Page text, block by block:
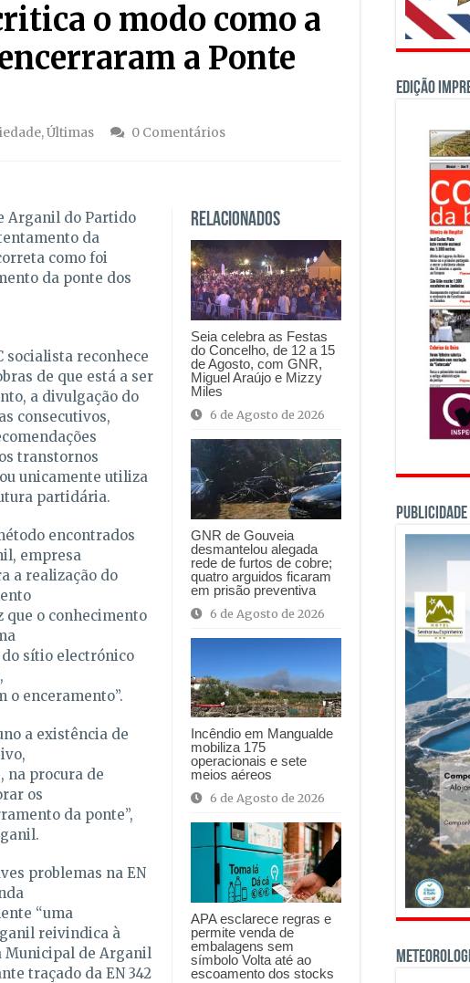
o modo como a
a Ponte
,Últimas
0 Comentários
Relacionados
Seia celebra as Festas
do Concelho, de 12 a 15
de Agosto, com GNR,
Miguel Araújo e Mizzy
Miles
6 de Agosto de 2026
GNR de Gouveia
desmantelou alegada
rede de furtos de cobre;
quatro arguidos ficaram
em prisão preventiva
6 de Agosto de 2026
Incêndio em Mangualde
mobiliza 175
operacionais e sete
meios aéreos
6 de Agosto de 2026
APA esclarece regras e
permite venda de
embalagens sem
símbolo Volta até ao
escoamento dos stocks
Arganil do Partido
da
como foi
da ponte dos
socialista reconhece
de que está a ser
a divulgação do
consecutivos,
transtornos
unicamente utiliza
partidária.
encontrados
empresa
a realização do
que o conhecimento
sítio electrónico
o enceramento”.
a existência de
na procura de
os
da ponte”,
problemas na EN
“uma
reivindica à
Municipal de Arganil
traçado da EN 342
Edição
PUBLICIDADE